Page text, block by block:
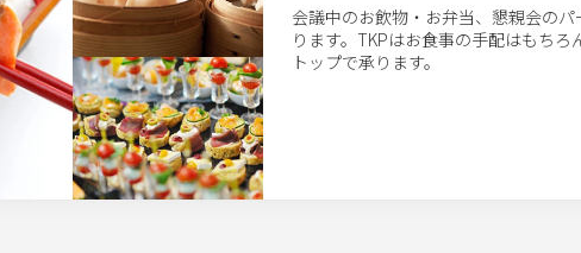
会議中のお飲物・お弁当、懇親会の
ります。TKPはお食事の手配はもち
トップで承ります。